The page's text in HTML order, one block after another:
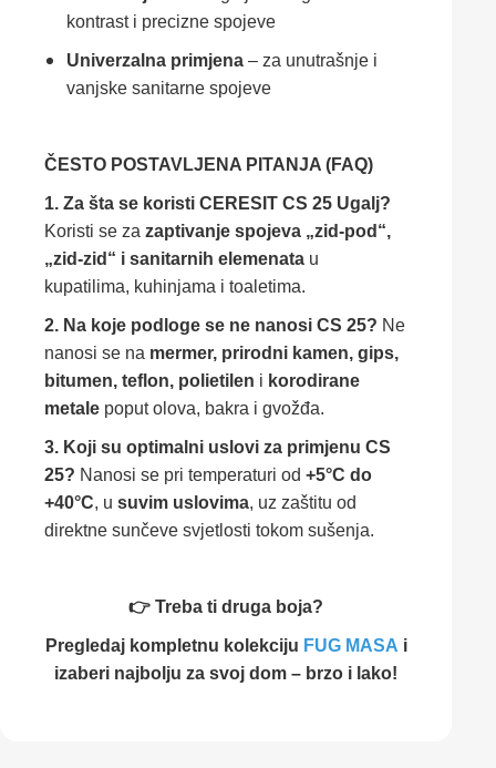
kontrast i precizne spojeve
Univerzalna primjena – za unutrašnje i
vanjske sanitarne spojeve
ČESTO POSTAVLJENA PITANJA (FAQ)
1. Za šta se koristi CERESIT CS 25 Ugalj?
Koristi se za zaptivanje spojeva „zid-pod“,
„zid-zid“ i sanitarnih elemenata u
kupatilima, kuhinjama i toaletima.
2. Na koje podloge se ne nanosi CS 25? Ne
nanosi se na mermer, prirodni kamen, gips,
bitumen, teflon, polietilen i korodirane
metale poput olova, bakra i gvožđa.
3. Koji su optimalni uslovi za primjenu CS
25? Nanosi se pri temperaturi od +5°C do
+40°C, u suvim uslovima, uz zaštitu od
direktne sunčeve svjetlosti tokom sušenja.
👉 Treba ti druga boja?
Pregledaj kompletnu kolekciju FUG MASA i
izaberi najbolju za svoj dom – brzo i lako!